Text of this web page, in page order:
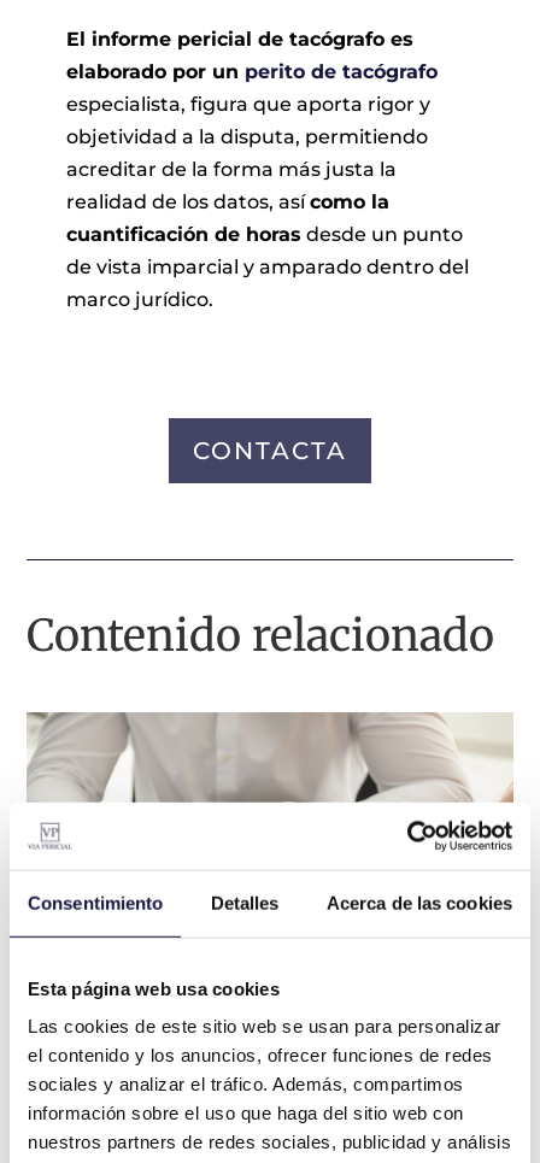
Consentimiento Detalles Acerca de las cookies
Esta página web usa cookies
Las cookies de este sitio web se usan para personalizar
el contenido y los anuncios, ofrecer funciones de redes
sociales y analizar el tráfico. Además, compartimos
información sobre el uso que haga del sitio web con
nuestros partners de redes sociales, publicidad y análisis
El informe pericial de tacógrafo es
elaborado por un perito de tacógrafo
especialista, figura que aporta rigor y
objetividad a la disputa, permitiendo
acreditar de la forma más justa la
realidad de los datos, asícomo la
cuantificación de horas desde un punto
de vista imparcial y amparado dentro del
marco jurídico.
CONTACTA
Contenido relacionado